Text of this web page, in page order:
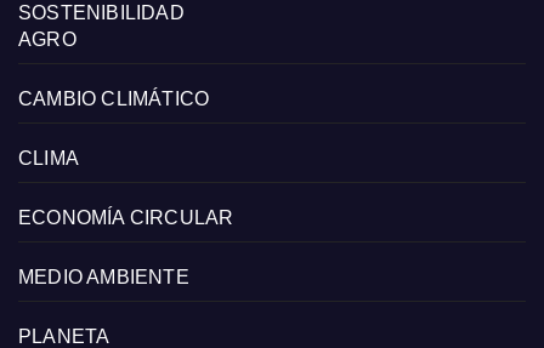
SOSTENIBILIDAD
AGRO
CAMBIO CLIMÁTICO
CLIMA
ECONOMÍA CIRCULAR
MEDIO AMBIENTE
PLANETA